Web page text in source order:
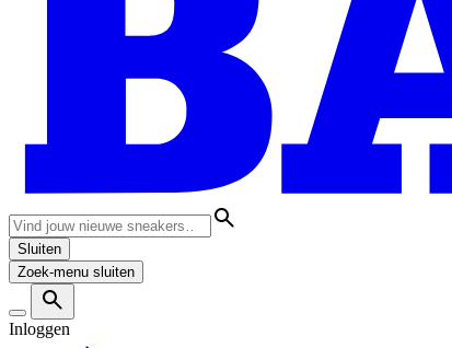
Sluiten
Zoek-menu sluiten
Inloggen